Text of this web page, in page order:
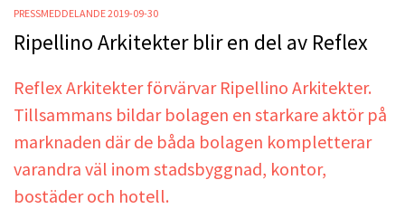
PRESSMEDDELANDE 2019-09-30
Ripellino Arkitekter blir en del av Reflex
Reflex Arkitekter förvärvar Ripellino Arkitekter.
Tillsammans bildar bolagen en starkare aktör på
marknaden där de båda bolagen kompletterar
varandra väl inom stadsbyggnad, kontor,
bostäder och hotell.